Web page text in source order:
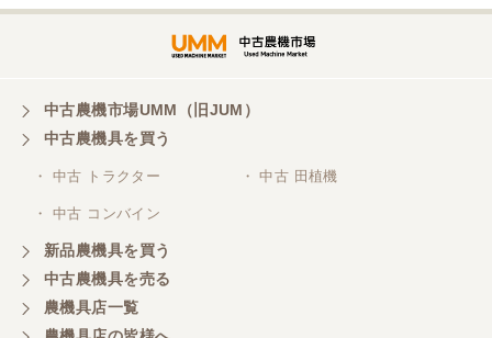
中古農機市場UMM（旧JUM）
中古農機具を買う
・ 中古 トラクター ・ 中古 田植機
・ 中古 コンバイン
新品農機具を買う
中古農機具を売る
農機具店一覧